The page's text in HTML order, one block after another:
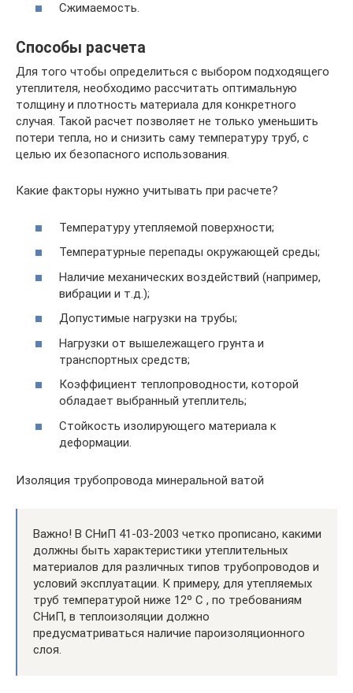
Сжимаемость.
Способы расчета
Для того чтобы определиться с выбором подходящего
утеплителя, необходимо рассчитать оптимальную
толщину и плотность материала для конкретного
случая. Такой расчет позволяет не только уменьшить
потери тепла, но и снизить саму температуру труб, с
целью их безопасного использования.
Какие факторы нужно учитывать при расчете?
Температуру утепляемой поверхности;
Температурные перепады окружающей среды;
Наличие механических воздействий (например,
вибрации и т.д.);
Допустимые нагрузки на трубы;
Нагрузки от вышележащего грунта и
транспортных средств;
Коэффициент теплопроводности, которой
обладает выбранный утеплитель;
Стойкость изолирующего материала к
деформации.
Изоляция трубопровода минеральной ватой
Важно! В СНиП 41-03-2003 четко прописано, какими
должны быть характеристики утеплительных
материалов для различных типов трубопроводов и
условий эксплуатации. К примеру, для утепляемых
труб температурой ниже 12º C , по требованиям
СНиП, в теплоизоляции должно
предусматриваться наличие пароизоляционного
слоя.